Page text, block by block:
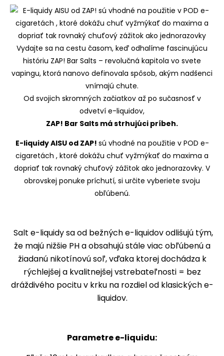
Vydajte sa na cestu časom, keď odhalíme fascinujúcu
históriu ZAP! Bar Salts – revolučná kapitola vo svete
vapingu, ktorá nanovo definovala spôsob, akým nadšenci
vnímajú chute.
Od svojich skromných začiatkov až po sučasnosť v
odvetví e-liquidov,
ZAP! Bar Salts má strhujúci príbeh.
E-liquidy AISU od ZAP! sú vhodné na použitie v POD e-
cigaretách , ktoré dokážu chuť vyžmýkať do maxima a
dopriať tak rovnaký chuťový zážitok ako jednorazovky. V
obrovskej ponuke príchutí, si určite vyberiete svoju
obľúbenú.
Salt e-liquidy sa od bežných e-liquidov odlišujú tým,
že majú nižšie PH a obsahujú stále viac obľúbenú a
žiadanú nikotínovú soľ, vďaka ktorej dochádza k
rýchlejšej a kvalitnejšej vstrebateľnosti = bez
dráždivého pocitu v krku na rozdiel od klasických e-
liquidov.
Parametre e-liquidu: